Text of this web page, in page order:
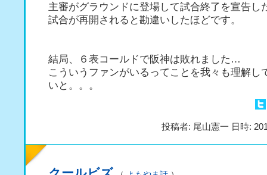
主審がグラウンドに登場して試合終了を宣告し
試合が再開されると勘違いしたほどです。
結局、６表コールドで阪神は敗れました…
こういうファンがいるってことを我々も理解し
いと。。。
投稿者: 尾山憲一 日時: